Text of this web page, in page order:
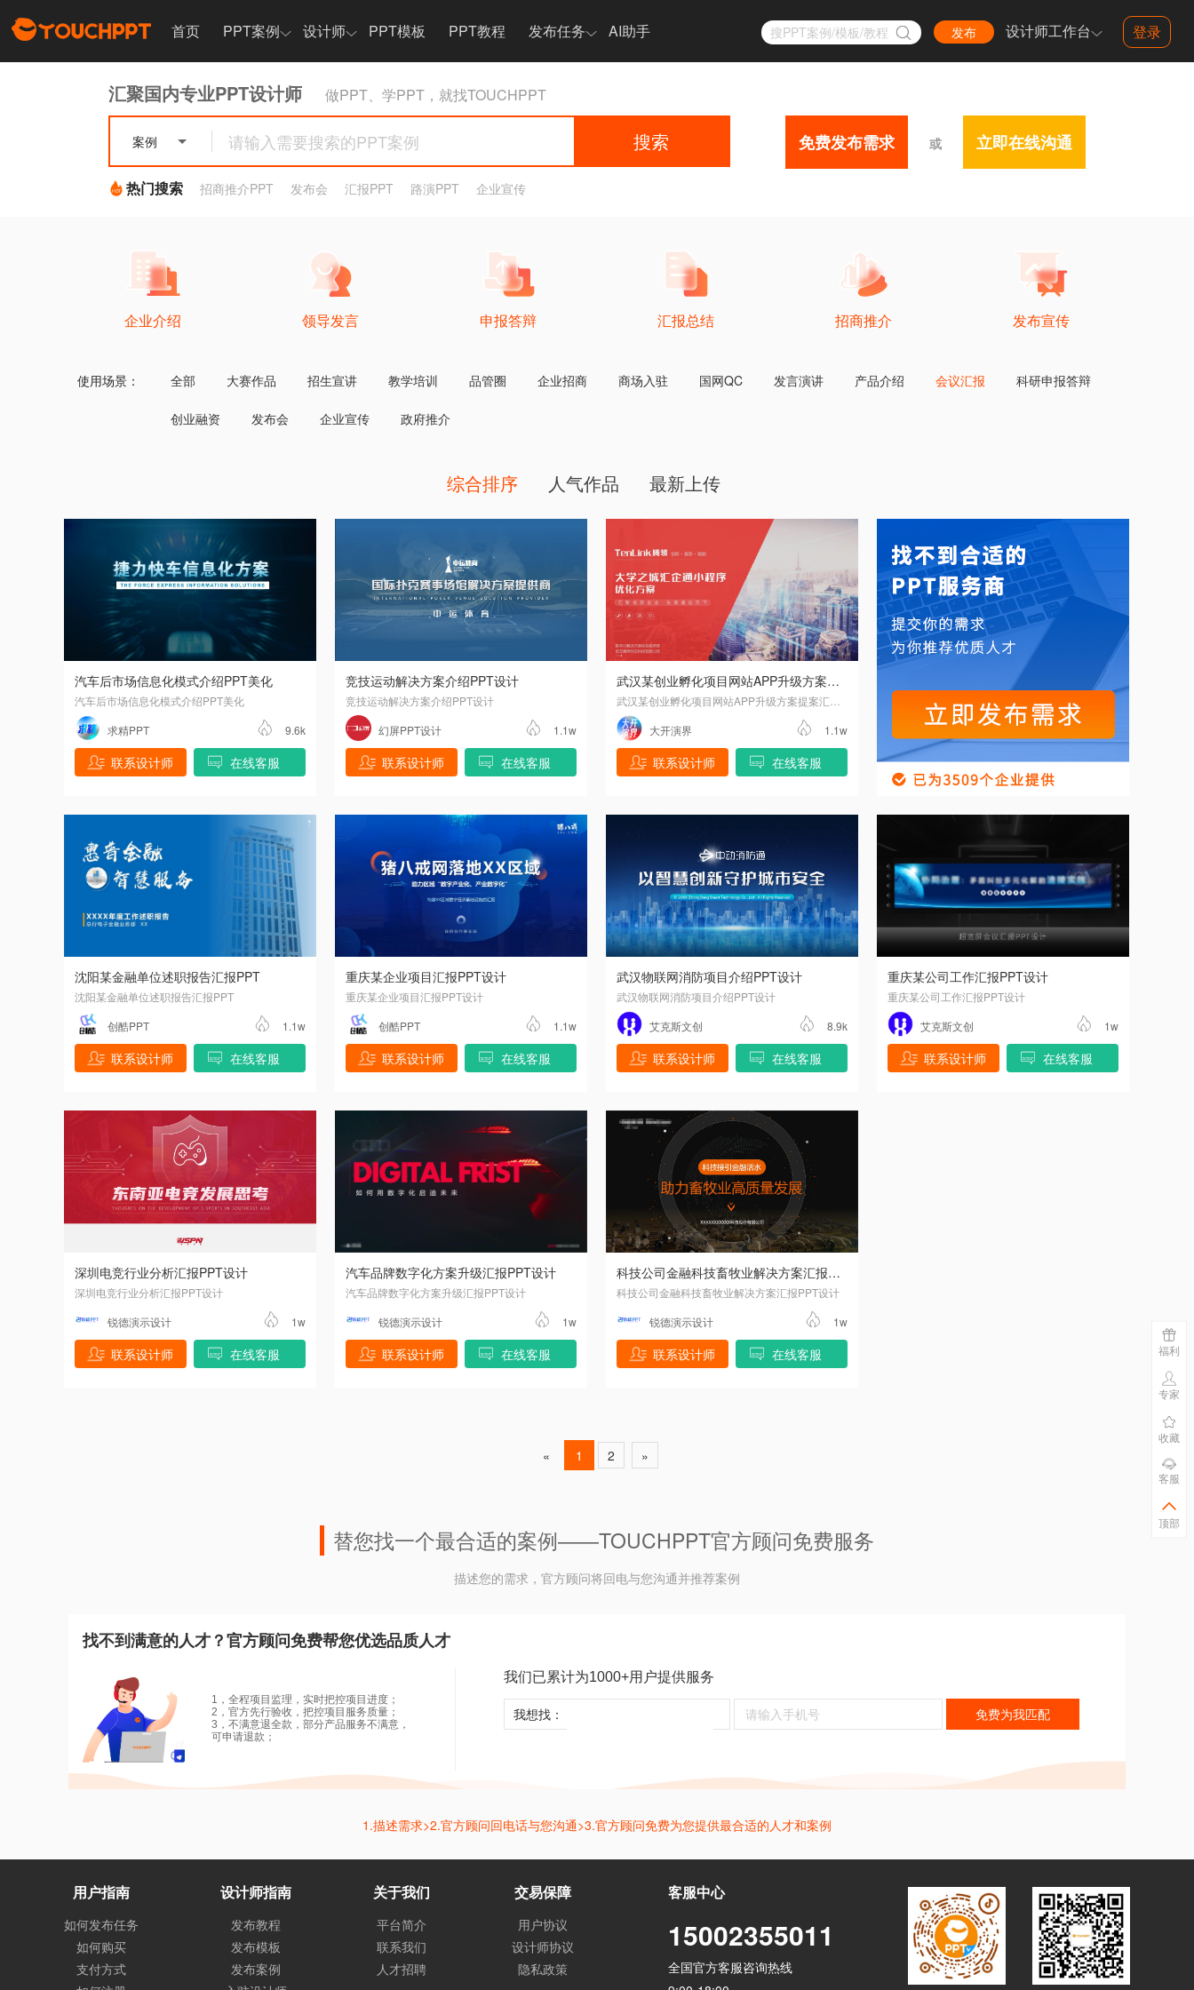
首页 PPT案例
企业介绍 领导发言 申报答辩
汇报总结 招商推介 发布宣传
热门案例
快手音乐生态大会keynote设计
抖音音乐生态大会keynote设计
海尔空调产品发布会keynote设计
卡萨帝产品发布会keynote设计
美的全屋水解决方案产品发布会keynote设计部分页面
设计师
设计师招募
热门专题
PPT模板 PPT教程 发布任务
PPT大赛
AI助手 搜PPT案例/模板/教程 发布 设计师工作台 登录
汇聚国内专业PPT设计师 做PPT、学PPT，就找TOUCHPPT
案例 搜索 免费发布需求 或 立即在线沟通
热门搜索 招商推介PPT 发布会 汇报PPT 路演PPT 企业宣传
企业介绍 领导发言 申报答辩 汇报总结 招商推介 发布宣传
使用场景： 全部 大赛作品 招生宣讲 教学培训 品管圈 企业招商 商场入驻 国网QC 发言演讲 产品介绍 会议汇报 科研申报答辩
创业融资 发布会 企业宣传 政府推介
综合排序 人气作品 最新上传
汽车后市场信息化模式介绍PPT美化
汽车后市场信息化模式介绍PPT美化
求精PPT
9.6k
联系设计师 在线客服
竞技运动解决方案介绍PPT设计
竞技运动解决方案介绍PPT设计
幻屏PPT设计
1.1w
联系设计师 在线客服
武汉某创业孵化项目网站APP升级方案提案汇报PPT设计
大开演界
1.1w
联系设计师 在线客服
沈阳某金融单位述职报告汇报PPT
沈阳某金融单位述职报告汇报PPT
创酷PPT
1.1w
联系设计师 在线客服
重庆某企业项目汇报PPT设计
重庆某企业项目汇报PPT设计
创酷PPT
1.1w
联系设计师 在线客服
武汉物联网消防项目介绍PPT设计
武汉物联网消防项目介绍PPT设计
艾克斯文创
8.9k
联系设计师 在线客服
重庆某公司工作汇报PPT设计
重庆某公司工作汇报PPT设计
艾克斯文创
1w
联系设计师 在线客服
深圳电竞行业分析汇报PPT设计
深圳电竞行业分析汇报PPT设计
锐德演示设计
1w
联系设计师 在线客服
汽车品牌数字化方案升级汇报PPT设计
汽车品牌数字化方案升级汇报PPT设计
锐德演示设计
1w
联系设计师 在线客服
科技公司金融科技畜牧业解决方案汇报PPT设计
科技公司金融科技畜牧业解决方案汇报PPT设计
锐德演示设计
1w
联系设计师 在线客服
« 1 2 »
替您找一个最合适的案例——TOUCHPPT官方顾问免费服务
描述您的需求，官方顾问将回电与您沟通并推荐案例
找不到满意的人才？官方顾问免费帮您优选品质人才
1，全程项目监理，实时把控项目进度；
2，官方先行验收，把控项目服务质量；
3，不满意退全款，部分产品服务不满意，
可申请退款；
我们已累计为1000+用户提供服务
我想找： 免费为我匹配
1.描述需求>2.官方顾问回电话与您沟通>3.官方顾问免费为您提供最合适的人才和案例
用户指南
如何发布任务
如何购买
支付方式
设计师指南
发布教程
发布模板
发布案例
关于我们
平台简介
联系我们
人才招聘
交易保障
用户协议
设计师协议
隐私政策
客服中心
15002355011
全国官方客服咨询热线
福利
专家
收藏
客服
顶部